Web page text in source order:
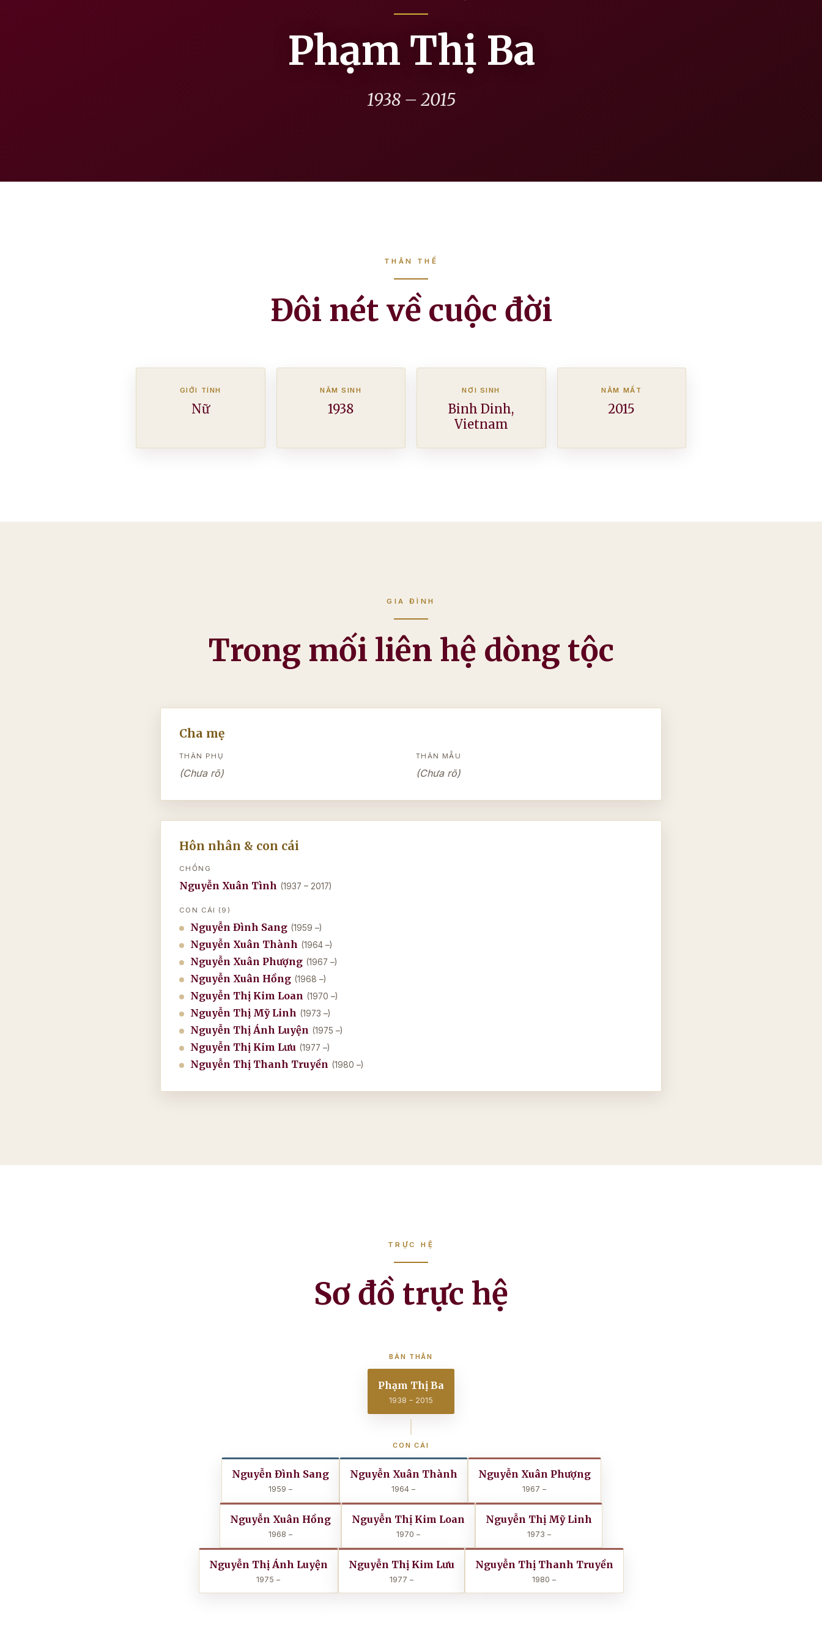
Phạm Thị Ba
1938 – 2015
THÂN THẾ
Đôi nét về cuộc đời
GIỚI TÍNH
Nữ
NĂM SINH
1938
NƠI SINH
Binh Dinh,
Vietnam
NĂM MẤT
2015
GIA ĐÌNH
Trong mối liên hệ dòng tộc
Cha mẹ
THÂN PHỤ
(Chưa rõ)
THÂN MẪU
(Chưa rõ)
Hôn nhân & con cái
CHỒNG
Nguyễn Xuân Tình (1937 – 2017)
CON CÁI (9)
Nguyễn Đình Sang (1959 –)
Nguyễn Xuân Thành (1964 –)
Nguyễn Xuân Phượng (1967 –)
Nguyễn Xuân Hồng (1968 –)
Nguyễn Thị Kim Loan (1970 –)
Nguyễn Thị Mỹ Linh (1973 –)
Nguyễn Thị Ánh Luyện (1975 –)
Nguyễn Thị Kim Lưu (1977 –)
Nguyễn Thị Thanh Truyền (1980 –)
TRỰC HỆ
Sơ đồ trực hệ
BẢN THÂN
Phạm Thị Ba
1938 – 2015
CON CÁI
Nguyễn Đình Sang
1959 –
Nguyễn Xuân Thành
1964 –
Nguyễn Xuân Phượng
1967 –
Nguyễn Xuân Hồng
1968 –
Nguyễn Thị Kim Loan
1970 –
Nguyễn Thị Mỹ Linh
1973 –
Nguyễn Thị Ánh Luyện
1975 –
Nguyễn Thị Kim Lưu
1977 –
Nguyễn Thị Thanh Truyền
1980 –